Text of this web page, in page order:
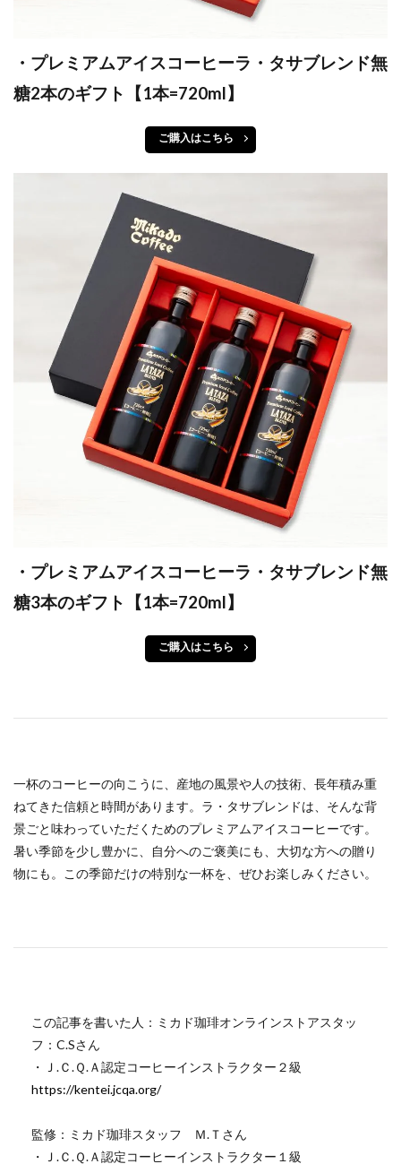
・プレミアムアイスコーヒーラ・タサブレンド無
糖2本のギフト【1本=720ml】
ご購入はこちら
・プレミアムアイスコーヒーラ・タサブレンド無
糖3本のギフト【1本=720ml】
ご購入はこちら
一杯のコーヒーの向こうに、産地の風景や人の技術、長年積み重
ねてきた信頼と時間があります。ラ・タサブレンドは、そんな背
景ごと味わっていただくためのプレミアムアイスコーヒーです。
暑い季節を少し豊かに、自分へのご褒美にも、大切な方への贈り
物にも。この季節だけの特別な一杯を、ぜひお楽しみください。
この記事を書いた人：ミカド珈琲オンラインストアスタッ
フ：C.Sさん
・Ｊ.Ｃ.Ｑ.Ａ認定コーヒーインストラクター２級
https://kentei.jcqa.org/
監修：ミカド珈琲スタッフ Ｍ.Ｔさん
・Ｊ.Ｃ.Ｑ.Ａ認定コーヒーインストラクター１級